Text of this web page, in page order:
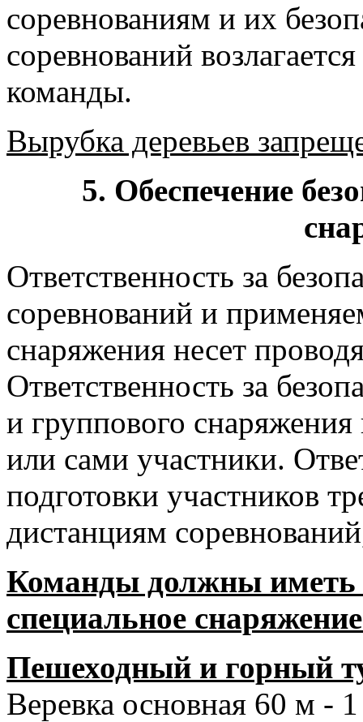
соревнованиям и их
соревнований
команды.
Вырубка деревьев
5. Обеспечение
Ответственность за
соревнований и
снаряжения несет
Ответственность за
и группового снаряжения
или сами участники.
подготовки участников
дистанциям
Команды должны иметь
специальное
Пешеходный и горный
Веревка основная 60 м -